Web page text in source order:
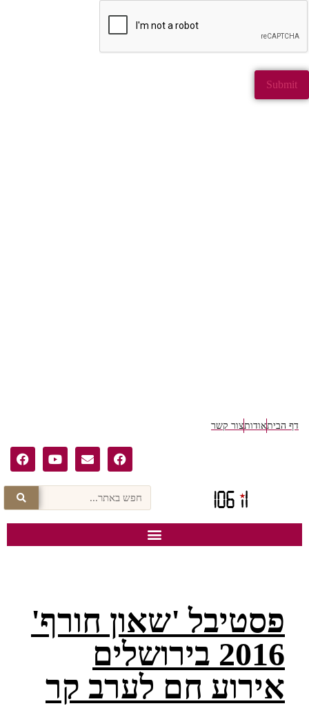
דף הביתאודותצור קשר
פסטיבל 'שאון חורף'
2016 בירושלים
אירוע חם לערב קר